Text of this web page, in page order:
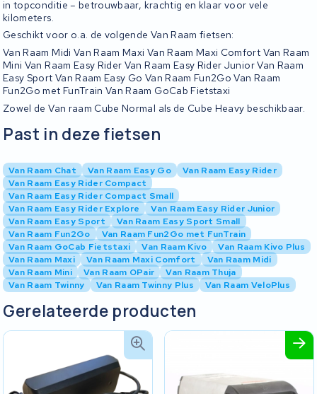
in topconditie – betrouwbaar, krachtig en klaar voor vele
kilometers.
Geschikt voor o.a. de volgende Van Raam fietsen:
Van Raam Midi Van Raam Maxi Van Raam Maxi Comfort Van Raam
Mini Van Raam Easy Rider Van Raam Easy Rider Junior Van Raam
Easy Sport Van Raam Easy Go Van Raam Fun2Go Van Raam
Fun2Go met FunTrain Van Raam GoCab Fietstaxi
Zowel de Van raam Cube Normal als de Cube Heavy beschikbaar.
Past in deze fietsen
Van Raam Chat Van Raam Easy Go
Van Raam Easy Rider
Van Raam Easy Rider Compact
Van Raam Easy Rider Compact Small
Van Raam Easy Rider Explore
Van Raam Easy Rider Junior
Van Raam Easy Sport
Van Raam Easy Sport Small
Van Raam Fun2Go
Van Raam Fun2Go met FunTrain
Van Raam GoCab Fietstaxi
Van Raam Kivo
Van Raam Kivo Plus
Van Raam Maxi
Van Raam Maxi Comfort
Van Raam Midi
Van Raam Mini
Van Raam OPair
Van Raam Thuja
Van Raam Twinny
Van Raam Twinny Plus Van Raam VeloPlus
Gerelateerde producten